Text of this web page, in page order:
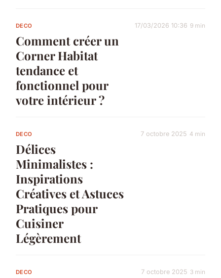
DECO
Comment créer un
Corner Habitat
tendance et
fonctionnel pour
votre intérieur ?
17/03/2026 10:36 9 min
DECO
Délices
Minimalistes :
Inspirations
Créatives et Astuces
Pratiques pour
Cuisiner
Légèrement
7 octobre 2025 4 min
DECO 7 octobre 2025 3 min